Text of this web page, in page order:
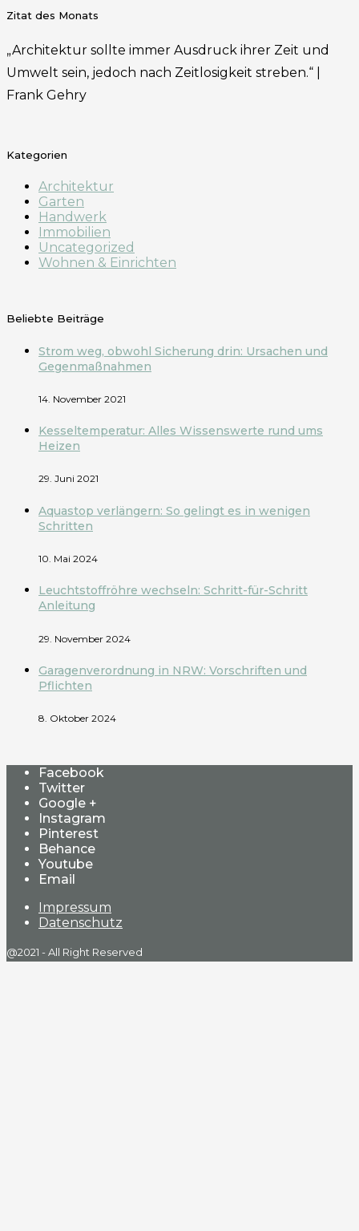
Zitat des Monats
„Architektur sollte immer Ausdruck ihrer Zeit und
Umwelt sein, jedoch nach Zeitlosigkeit streben.“ |
Frank Gehry
Kategorien
Architektur
Garten
Handwerk
Immobilien
Uncategorized
Wohnen & Einrichten
Beliebte Beiträge
Strom weg, obwohl Sicherung drin: Ursachen und
Gegenmaßnahmen
14. November 2021
Kesseltemperatur: Alles Wissenswerte rund ums
Heizen
29. Juni 2021
Aquastop verlängern: So gelingt es in wenigen
Schritten
10. Mai 2024
Leuchtstoffröhre wechseln: Schritt-für-Schritt
Anleitung
29. November 2024
Garagenverordnung in NRW: Vorschriften und
Pflichten
8. Oktober 2024
Facebook
Twitter
Google +
Instagram
Pinterest
Behance
Youtube
Email
Impressum
Datenschutz
@2021 - All Right Reserved